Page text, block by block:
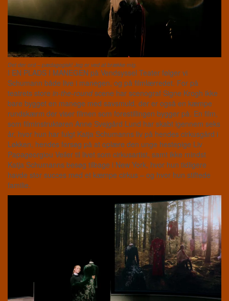
Det der ord – pædagogisk! Jeg er ved at brække mig.
I EN PLADS I MANEGEN på Vendsyssel Teater følger vi
Schumann både live i manegen, og på filmlærredet. For på
teatrets store in-the-roundscene har scenograf Signe Krogh ikke
bare bygget en manege med savsmuld, der er også en kæmpe
rundskærm der viser filmen som forestillingen bygger på. En film,
som filminstruktøren Anne Svejgård Lund har skabt igennem seks
år, hvor hun har fulgt Katja Schumanns liv på hendes cirkusgård i
Løkken, hendes forsøg på at oplære den unge hestepige Liv
Papageorgiou Veiler til livet som cirkusartist, samt ikke mindst
Katja Schumanns besøg tilbage i New York, hvor hun tidligere
havde stor succes med et kæmpe cirkus – og hvor hun stiftede
familie.